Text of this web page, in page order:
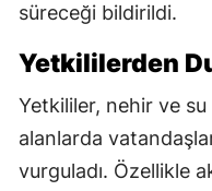
süreceği bildirildi.
Yetkililerden
Yetkililer, nehir ve su
alanlarda
vurguladı. Özellikle